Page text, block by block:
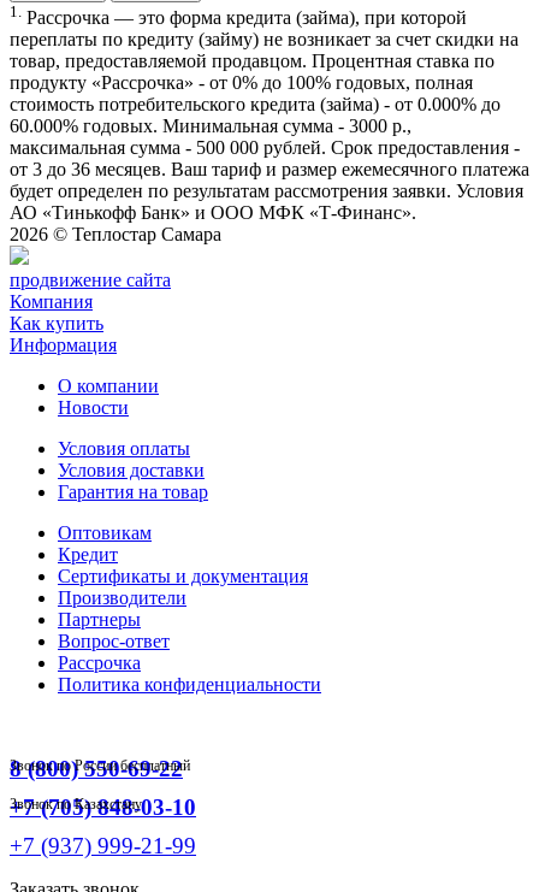
1.
Рассрочка — это форма кредита (займа), при которой
переплаты по кредиту (займу) не возникает за счет скидки на
товар, предоставляемой продавцом. Процентная ставка по
продукту «Рассрочка» - от 0% до 100% годовых, полная
стоимость потребительского кредита (займа) - от 0.000% до
60.000% годовых. Минимальная сумма - 3000 р.,
максимальная сумма - 500 000 рублей. Срок предоставления -
от 3 до 36 месяцев. Ваш тариф и размер ежемесячного платежа
будет определен по результатам рассмотрения заявки. Условия
АО «Тинькофф Банк» и ООО МФК «Т-Финанс».
2026 © Теплостар Самара
продвижение сайта
Компания
Как купить
Информация
О компании
Новости
Условия оплаты
Условия доставки
Гарантия на товар
Оптовикам
Кредит
Сертификаты и документация
Производители
Партнеры
Вопрос-ответ
Рассрочка
Политика конфиденциальности
8 (800) 550-69-22
Звонок по России бесплатный
+7 (705) 848-03-10
Звонок по Казахстану
+7 (937) 999-21-99